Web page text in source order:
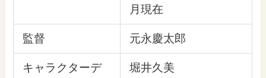
月現在
監督 元永慶太郎
キャラクターデ
堀井久美